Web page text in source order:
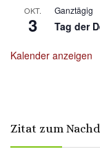
OKT.
3
Ganztägig
Tag der
Kalender anzeigen
Zitat zum